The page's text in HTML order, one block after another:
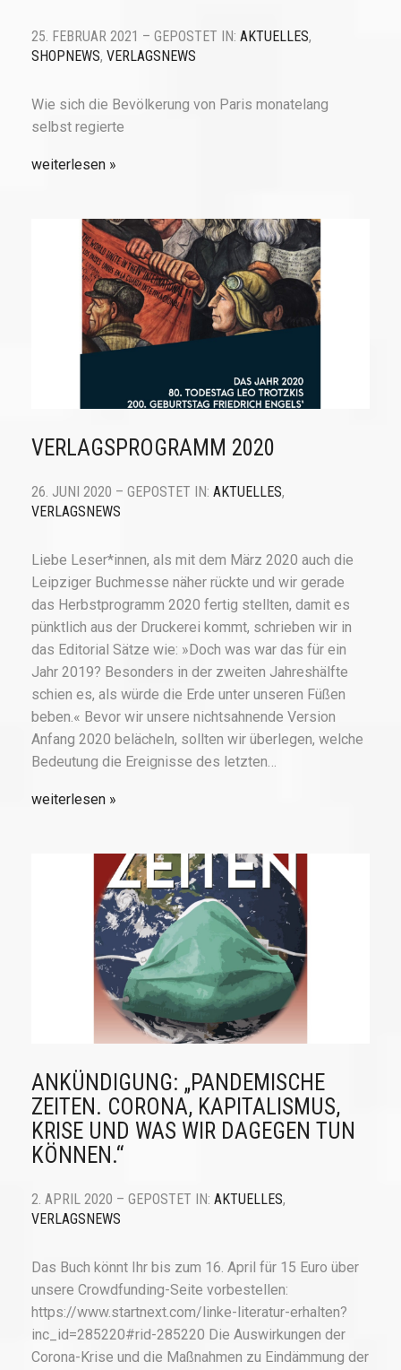
25. FEBRUAR 2021 – GEPOSTET IN: AKTUELLES,
SHOPNEWS, VERLAGSNEWS
Wie sich die Bevölkerung von Paris monatelang
selbst regierte
weiterlesen
VERLAGSPROGRAMM 2020
26. JUNI 2020 – GEPOSTET IN: AKTUELLES,
VERLAGSNEWS
Liebe Leser*innen, als mit dem März 2020 auch die
Leipziger Buchmesse näher rückte und wir gerade
das Herbstprogramm 2020 fertig stellten, damit es
pünktlich aus der Druckerei kommt, schrieben wir in
das Editorial Sätze wie: »Doch was war das für ein
Jahr 2019? Besonders in der zweiten Jahreshälfte
schien es, als würde die Erde unter unseren Füßen
beben.« Bevor wir unsere nichtsahnende Version
Anfang 2020 belächeln, sollten wir überlegen, welche
Bedeutung die Ereignisse des letzten…
weiterlesen
ANKÜNDIGUNG: „PANDEMISCHE
ZEITEN. CORONA, KAPITALISMUS,
KRISE UND WAS WIR DAGEGEN TUN
KÖNNEN.“
2. APRIL 2020 – GEPOSTET IN: AKTUELLES,
VERLAGSNEWS
Das Buch könnt Ihr bis zum 16. April für 15 Euro über
unsere Crowdfunding-Seite vorbestellen:
https://www.startnext.com/linke-literatur-erhalten?
inc_id=285220#rid-285220 Die Auswirkungen der
Corona-Krise und die Maßnahmen zu Eindämmung der